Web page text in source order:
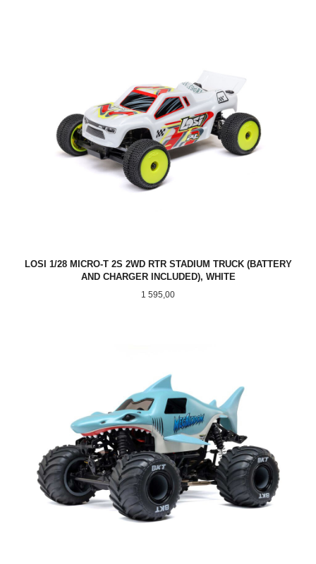
LOSI 1/28 MICRO-T 2S 2WD RTR STADIUM TRUCK (BATTERY
AND CHARGER INCLUDED), WHITE
Pris
1 595,00